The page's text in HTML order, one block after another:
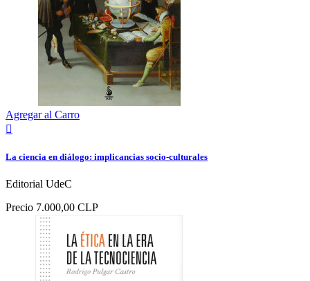
Agregar al Carro

La ciencia en diálogo: implicancias socio-culturales
Editorial UdeC
Precio 7.000,00 CLP